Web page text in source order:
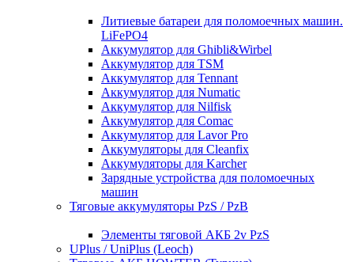
Литиевые батареи для поломоечных машин.
LiFePO4
Аккумулятор для Ghibli&Wirbel
Аккумулятор для TSM
Аккумулятор для Tennant
Аккумулятор для Numatic
Аккумулятор для Nilfisk
Аккумулятор для Comac
Аккумулятор для Lavor Pro
Аккумуляторы для Cleanfix
Аккумуляторы для Karcher
Зарядные устройства для поломоечных
машин
Тяговые аккумуляторы PzS / PzB
Элементы тяговой АКБ 2v PzS
UPlus / UniPlus (Leoch)